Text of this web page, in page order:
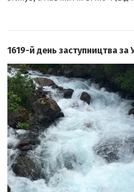
1619-й день заступництва за